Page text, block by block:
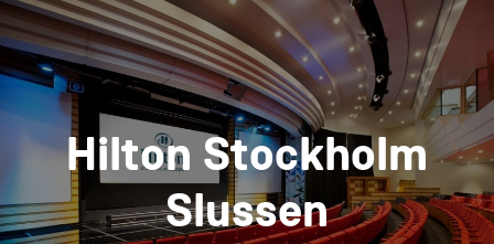
Hilton Stockholm
Slussen